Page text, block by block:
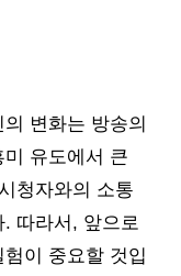
변화는 방송의
유도에서 큰
청자와의 소통
따라서, 앞으로
이 중요할 것입